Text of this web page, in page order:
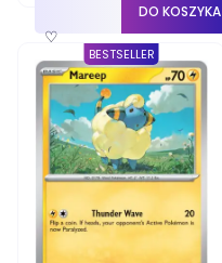
♡
DO KOSZYKA
BESTSELLER